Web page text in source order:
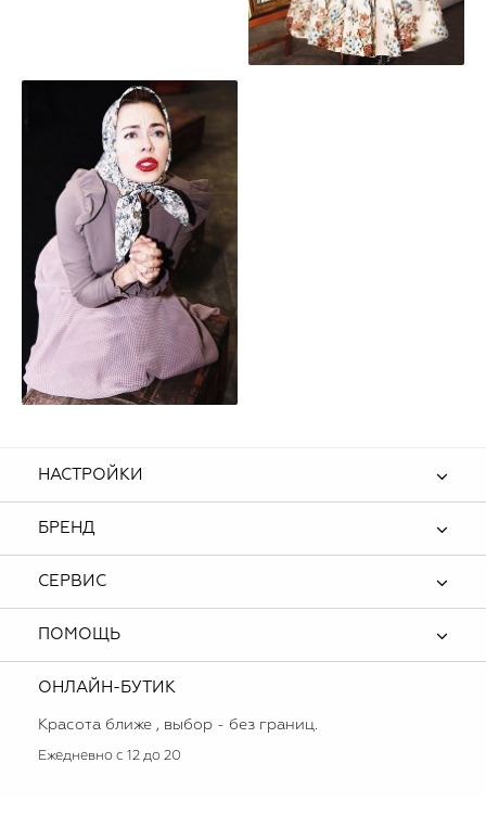
НАСТРОЙКИ
БРЕНД
СЕРВИС
ПОМОЩЬ
ОНЛАЙН-БУТИК
Красота ближе , выбор - без границ.
Ежедневно с 12 до 20